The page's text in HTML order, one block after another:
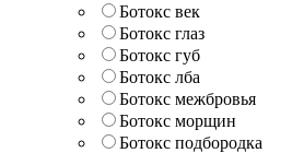
Ботокс век
Ботокс глаз
Ботокс губ
Ботокс лба
Ботокс межбровья
Ботокс морщин
Ботокс подбородка